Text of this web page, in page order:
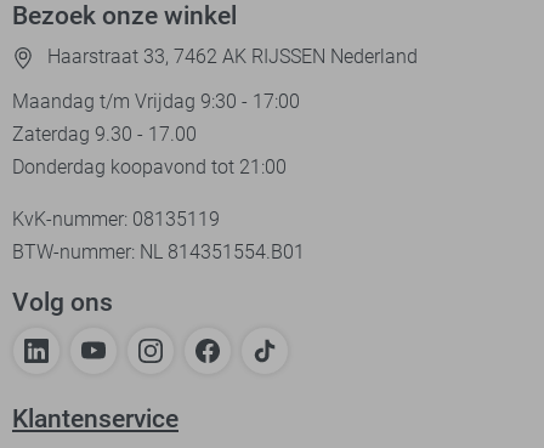
Bezoek onze winkel
Haarstraat 33, 7462 AK RIJSSEN Nederland
Maandag t/m Vrijdag 9:30 - 17:00
Zaterdag 9.30 - 17.00
Donderdag koopavond tot 21:00
KvK-nummer: 08135119
BTW-nummer: NL 814351554.B01
Volg ons
Klantenservice